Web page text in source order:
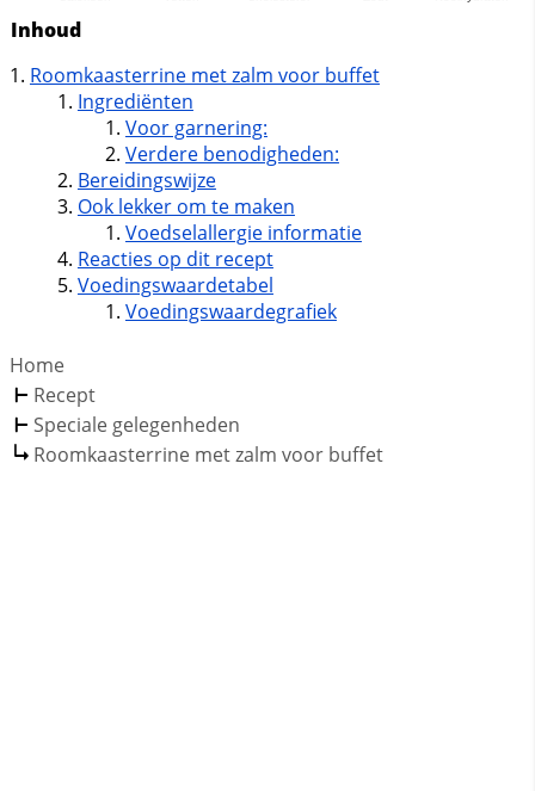
Inhoud
Roomkaasterrine met zalm voor buffet
Ingrediënten
Voor garnering:
Verdere benodigheden:
Bereidingswijze
Ook lekker om te maken
Voedselallergie informatie
Reacties op dit recept
Voedingswaardetabel
Voedingswaardegrafiek
Home
Recept
Speciale gelegenheden
Roomkaasterrine met zalm voor buffet